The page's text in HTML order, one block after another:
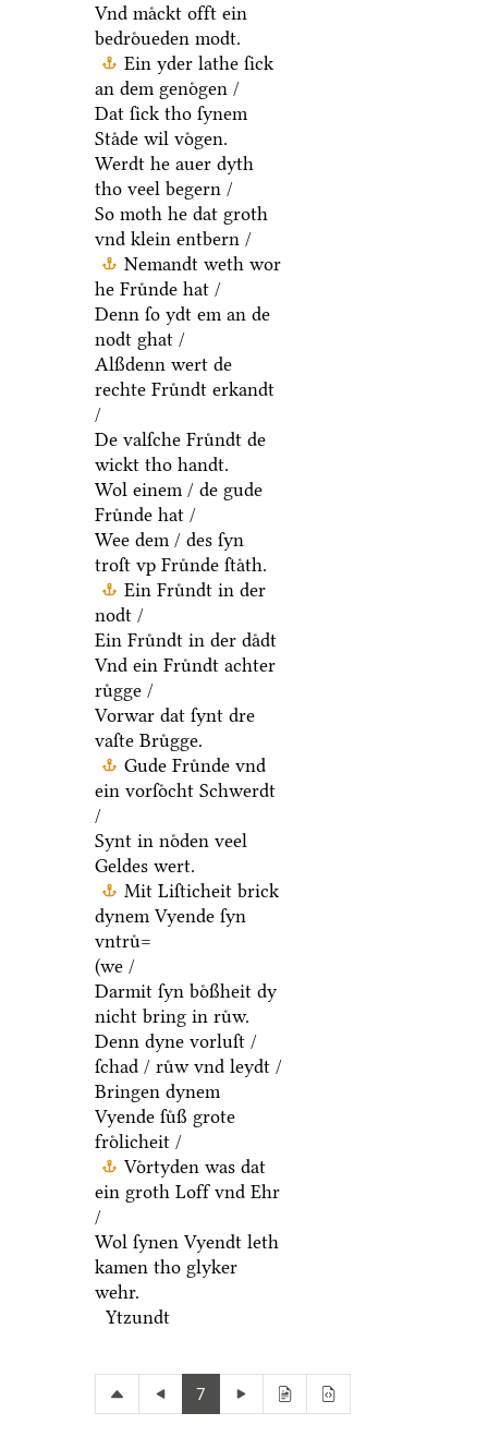
Vnd maͤckt offt ein
bedroͤueden modt.
Ein yder lathe ſick
an dem genoͤgen /
Dat ſick tho ſynem
Staͤde wil voͤgen.
Werdt he auer dyth
tho veel begern /
So moth he dat groth
vnd klein entbern /
Nemandt weth wor
he Fruͤnde hat /
Denn ſo ydt em an de
nodt ghat /
Alßdenn wert de
rechte Fruͤndt erkandt
/
De valſche Fruͤndt de
wickt tho handt.
Wol einem / de gude
Fruͤnde hat /
Wee dem / des ſyn
troſt vp Fruͤnde ſtaͤth.
Ein Fruͤndt in der
nodt /
Ein Fruͤndt in der daͤdt
Vnd ein Fruͤndt achter
ruͤgge /
Vorwar dat ſynt dre
vaſte Bruͤgge.
Gude Fruͤnde vnd
ein vorſoͤcht Schwerdt
/
Synt in noͤden veel
Geldes wert.
Mit Liſticheit brick
dynem Vyende ſyn
vntruͤ=
(we /
Darmit ſyn boͤßheit dy
nicht bring in ruͤw.
Denn dyne vorluſt /
ſchad / ruͤw vnd leydt /
Bringen dynem
Vyende ſuͤß grote
froͤlicheit /
Voͤrtyden was dat
ein groth Loff vnd Ehr
/
Wol ſynen Vyendt leth
kamen tho glyker
wehr.
Ytzundt
7